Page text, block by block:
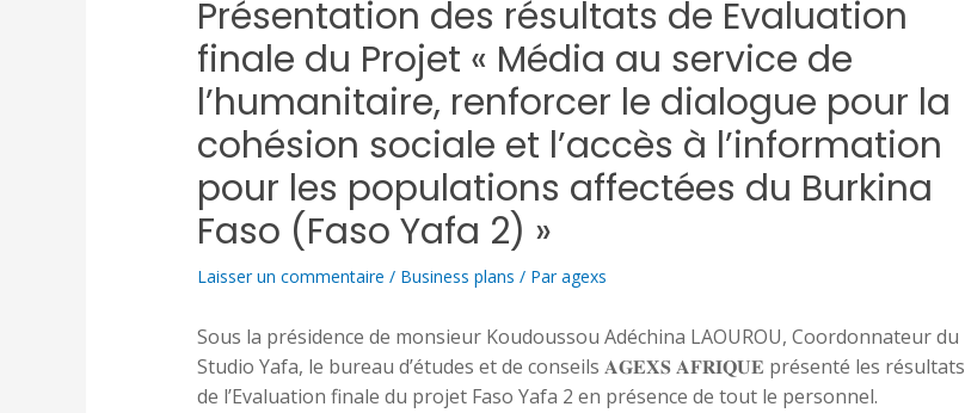
Présentation des résultats de Evaluation
finale du Projet « Média au service de
l’humanitaire, renforcer le dialogue pour la
cohésion sociale et l’accès à l’information
pour les populations affectées du Burkina
Faso (Faso Yafa 2) »
Laisser un commentaire / Business plans / Paragexs
Sous la présidence de monsieur Koudoussou Adéchina LAOUROU, Coordonnateur du
Studio Yafa, le bureau d’études et de conseils 𝐀𝐆𝐄𝐗𝐒 𝐀𝐅𝐑𝐈𝐐𝐔𝐄 présenté les résultats
de l’Evaluation finale du projet Faso Yafa 2 en présence de tout le personnel.